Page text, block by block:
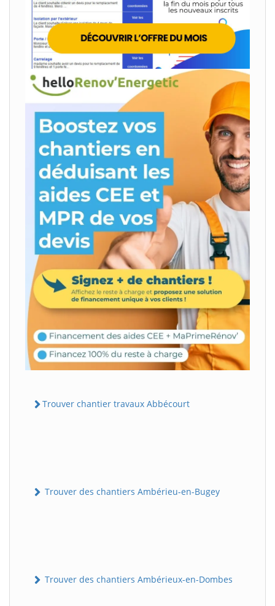
Trouver chantier travaux Abbécourt
Trouver des chantiers Ambérieu-en-Bugey
Trouver des chantiers Ambérieux-en-Dombes